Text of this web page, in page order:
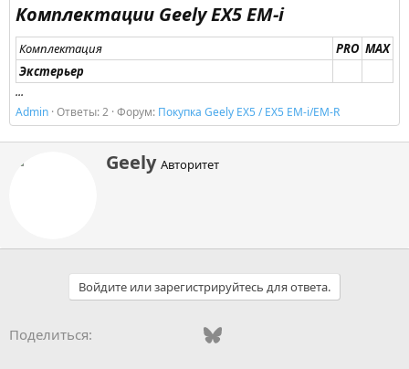
Комплектации Geely EX5 EM-i​
Комплектация PRO MAX
Экстерьер
...
Admin Ответы: 2 Форум: Покупка Geely EX5 / EX5 EM-i/EM-R
А
в
Geely Авторитет
Войдите или зарегистрируйтесь для ответа.
Поделиться: Odnoklassniki
Mail.ruBluesky